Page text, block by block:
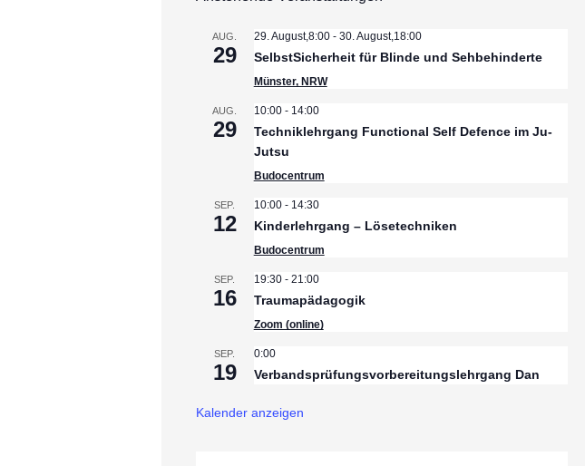
AUG.
29
29. August,8:00- 30. August,18:00
SelbstSicherheit für Blinde und Sehbehinderte
Münster, NRW
AUG.
29
10:00- 14:00
Techniklehrgang Functional Self Defence im Ju-
Jutsu
Budocentrum
SEP.
12
10:00- 14:30
Kinderlehrgang – Lösetechniken
Budocentrum
SEP.
16
19:30- 21:00
Traumapädagogik
Zoom (online)
SEP.
19
0:00
Verbandsprüfungsvorbereitungslehrgang Dan
Kalender anzeigen